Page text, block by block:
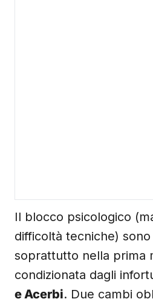
Il blocco psicologico
difficoltà tecniche)
soprattutto nella prima
condizionata dagli
e Acerbi. Due cambi